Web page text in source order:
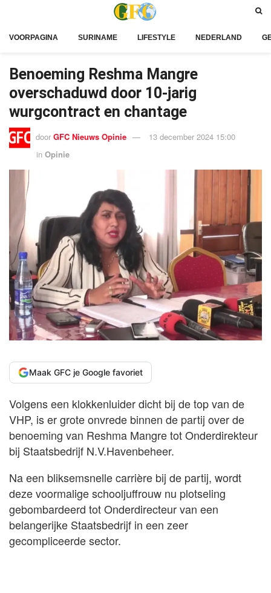
VOORPAGINA SURINAME LIFESTYLE NEDERLAND
Benoeming Reshma Mangre
overschaduwd door 10-jarig
wurgcontract en chantage
door GFC Nieuws Opinie
13 december 2024 15:00
in Opinie
Maak GFC je Google favoriet
Volgens een klokkenluider dicht bij de top van de
VHP, is er grote onvrede binnen de partij over de
benoeming van Reshma Mangre tot Onderdirekteur
bij Staatsbedrijf N.V.Havenbeheer.
Na een bliksemsnelle carrière bij de partij, wordt
deze voormalige schooljuffrouw nu plotseling
gebombardeerd tot Onderdirecteur van een
belangerijke Staatsbedrijf in een zeer
gecompliceerde sector.